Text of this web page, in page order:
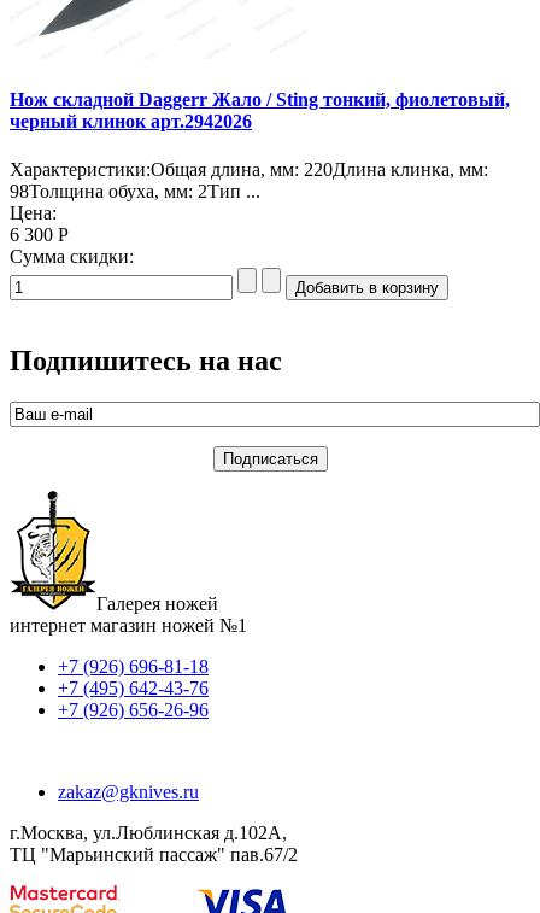
Нож складной Daggerr Жало / Sting тонкий, фиолетовый,
черный клинок арт.2942026
Характеристики:Общая длина, мм: 220Длина клинка, мм:
98Толщина обуха, мм: 2Тип ...
Цена:
6 300 Р
Сумма скидки:
Подпишитесь на нас
Галерея ножей
интернет магазин ножей №1
+7 (926) 696-81-18
+7 (495) 642-43-76
+7 (926) 656-26-96
zakaz@gknives.ru
г.Москва, ул.Люблинская д.102А,
ТЦ "Марьинский пассаж" пав.67/2